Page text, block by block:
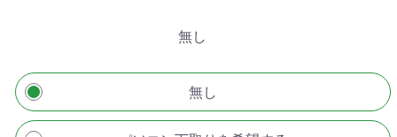
無し
無し